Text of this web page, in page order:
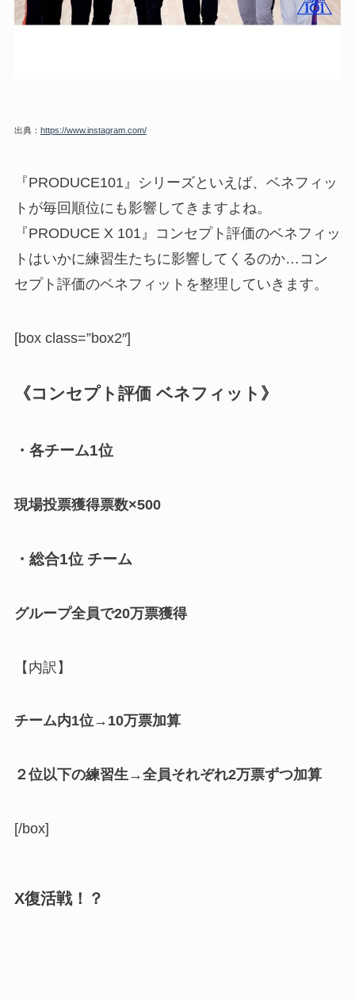
出典： https://www.instagram.com/
『PRODUCE101』シリーズといえば、ベネフィッ
トが毎回順位にも影響してきますよね。
『PRODUCE X 101』コンセプト評価のベネフィッ
トはいかに練習生たちに影響してくるのか…コン
セプト評価のベネフィットを整理していきます。
[box class=”box2″]
《コンセプト評価 ベネフィット》
・各チーム1位
現場投票獲得票数×500
・総合1位 チーム
グループ全員で20万票獲得
【内訳】
チーム内1位→10万票加算
２位以下の練習生→全員それぞれ2万票ずつ加算
[/box]
X復活戦！？